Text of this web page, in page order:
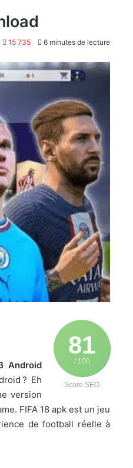
15 735 6 minutes de lecture
81
/ 100
Score SEO
Android
? Eh
version
FIFA 18 apk est un jeu
de football réelle à